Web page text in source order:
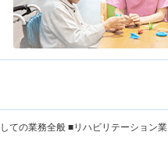
ての業務全般 ■リハビリテーション業